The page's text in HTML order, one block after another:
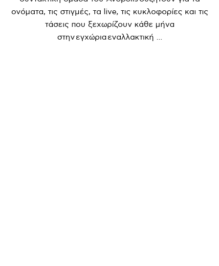
ονόματα, τις στιγμές, τα live, τις κυκλοφορίες και τις
τάσεις που ξεχωρίζουν κάθε μήνα
στην εγχώρια εναλλακτική ...